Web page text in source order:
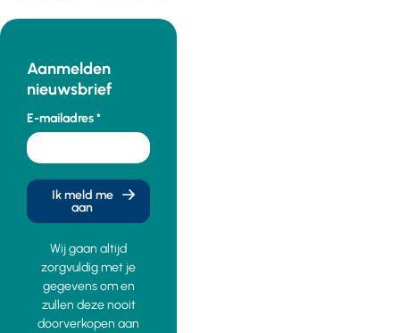
Aanmelden
nieuwsbrief
E-mailadres
Ik meld me
aan
Wij gaan altijd
zorgvuldig met je
gegevens om en
zullen deze nooit
doorverkopen aan